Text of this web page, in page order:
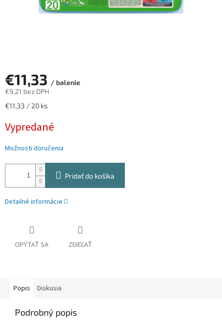
€11,33 / balenie
€9,21 bez DPH
Jednotková
€11,33 / 20 ks
Vypredané
Možnosti doručenia
Pridať do košíka
Detailné informácie
OPÝTAŤ SA ZDIEĽAŤ
Popis Diskusia
Podrobný popis